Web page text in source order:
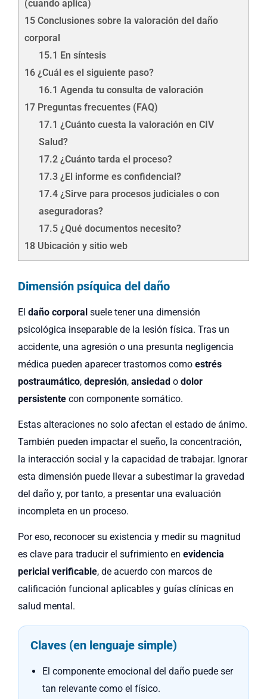
(cuando aplica)
15 Conclusiones sobre la valoración del daño
corporal
15.1 En síntesis
16 ¿Cuál es el siguiente paso?
16.1 Agenda tu consulta de valoración
17 Preguntas frecuentes (FAQ)
17.1 ¿Cuánto cuesta la valoración en CIV
Salud?
17.2 ¿Cuánto tarda el proceso?
17.3 ¿El informe es confidencial?
17.4 ¿Sirve para procesos judiciales o con
aseguradoras?
17.5 ¿Qué documentos necesito?
18 Ubicación y sitio web
Dimensión psíquica del daño
El daño corporal suele tener una dimensión
psicológica inseparable de la lesión física. Tras un
accidente, una agresión o una presunta negligencia
médica pueden aparecer trastornos como estrés
postraumático, depresión, ansiedad o dolor
persistente con componente somático.
Estas alteraciones no solo afectan el estado de ánimo.
También pueden impactar el sueño, la concentración,
la interacción social y la capacidad de trabajar. Ignorar
esta dimensión puede llevar a subestimar la gravedad
del daño y, por tanto, a presentar una evaluación
incompleta en un proceso.
Por eso, reconocer su existencia y medir su magnitud
es clave para traducir el sufrimiento en evidencia
pericial verificable, de acuerdo con marcos de
calificación funcional aplicables y guías clínicas en
salud mental.
Claves (en lenguaje simple)
El componente emocional del daño puede ser
tan relevante como el físico.